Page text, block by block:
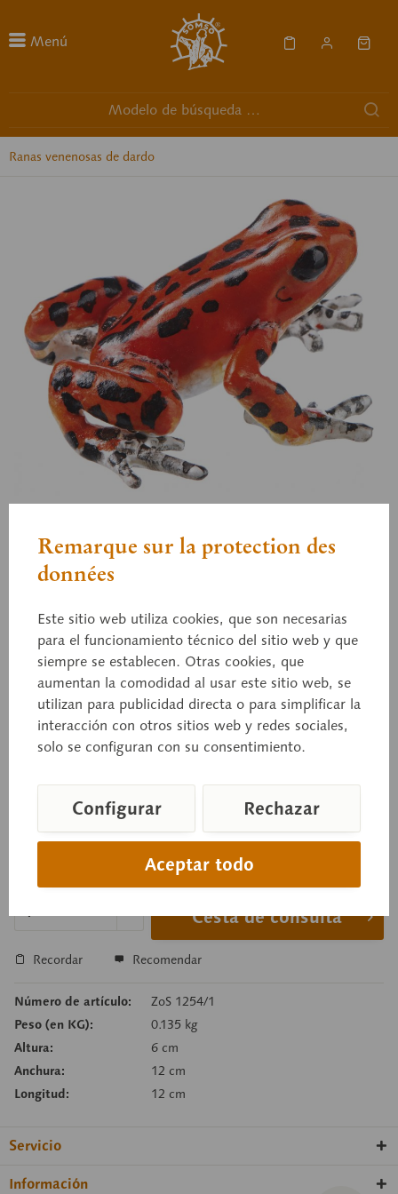
Menú
Ranas venenosas de dardo
ZoS 1254/1
Rana dardo roja y azul de
hembra, «Bastimentos West», rojo*,
manchas/puntos marrones, blanco, Oophaga
pumilio, Panamá, Isla Bastimentos (archipiélago de
Bocas del Toro). De tamaño natural, de SOMSO-
Precio a consultar
Tiempo de entrega a petición
Cesta de consulta
Recordar Recomendar
Número de artículo:
ZoS 1254/1
Peso (en KG):
0.135 kg
Altura:
6 cm
Anchura:
12 cm
Longitud:
12 cm
Servicio
Información
Remarque sur la protection des
données
Este sitio web utiliza cookies, que son necesarias
para el funcionamiento técnico del sitio web y que
siempre se establecen. Otras cookies, que
aumentan la comodidad al usar este sitio web, se
utilizan para publicidad directa o para simplificar la
interacción con otros sitios web y redes sociales,
solo se configuran con su consentimiento.
Aceptar todo
Configurar Rechazar